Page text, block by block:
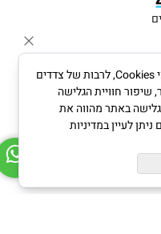
לידיעתך, באתרנו נעשה שימוש בקבצי Cookies, לרבות של צדדים
חוויית הגלישה
באתר מהווה את
לעיין במדיניות